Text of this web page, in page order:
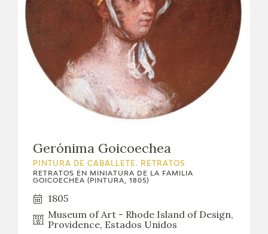
Gerónima Goicoechea
PINTURA DE CABALLETE. RETRATOS
RETRATOS EN MINIATURA DE LA FAMILIA
GOICOECHEA (PINTURA, 1805)
1805
Museum of Art - Rhode Island of Design,
Providence, Estados Unidos